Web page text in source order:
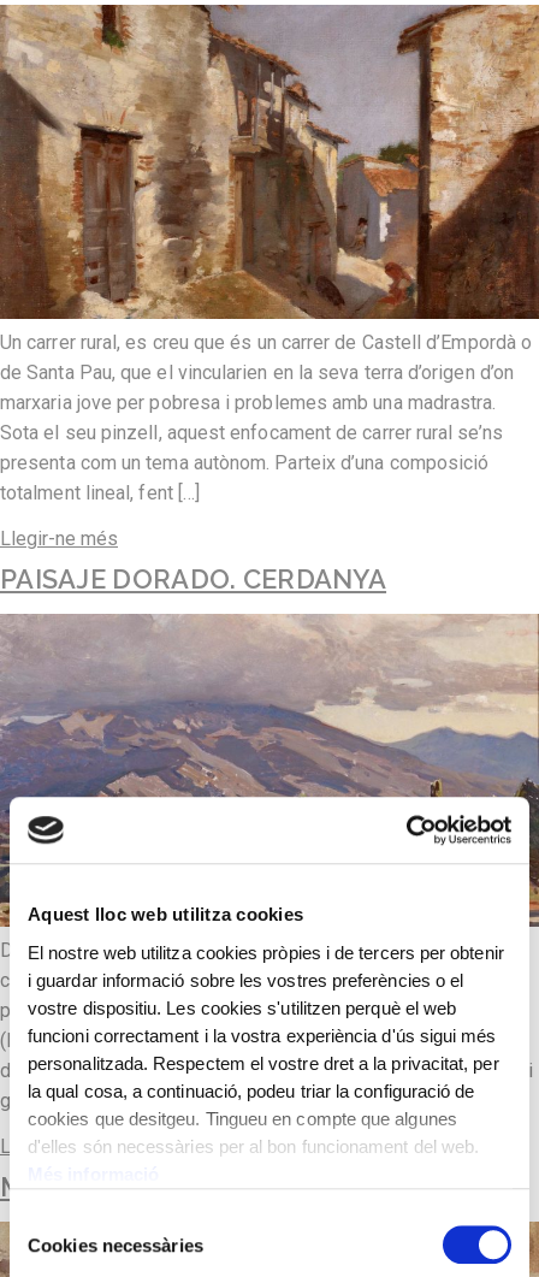
Aquest lloc web utilitza cookies
El nostre web utilitza cookies pròpies i de tercers per obtenir
i guardar informació sobre les vostres preferències o el
vostre dispositiu. Les cookies s'utilitzen perquè el web
funcioni correctament i la vostra experiència d'ús sigui més
personalitzada. Respectem el vostre dret a la privacitat, per
la qual cosa, a continuació, podeu triar la configuració de
cookies que desitgeu. Tingueu en compte que algunes
d'elles són necessàries per al bon funcionament del web.
Selecció
deCookies necessàries
Un carrer rural, es creu que és un carrer de Castell d’Empordà o
de Santa Pau, que el vincularien en la seva terra d’origen d’on
marxaria jove per pobresa i problemes amb una madrastra.
Sota el seu pinzell, aquest enfocament de carrer rural se’ns
presenta com un tema autònom. Parteix d’una composició
totalment lineal, fent […]
Llegir-ne més
PAISAJE DORADO. CERDANYA
Deixeble d’Eliseu Meifrèn i Joaquim Mir, entre d’altres, i
catedràtic de l’Escola de Belles Arts de Sant Jordi. Els
paisatges escollits són principalment de l’entorn de Deià
(Mallorca), Port de la Selva, Puigcerdà i la Cerdanya. Pintor
d’una època de la història del paisatgisme català, de formació i
generació noucentista de retorn a la norma […]
Llegir-ne més
MONTSERRAT